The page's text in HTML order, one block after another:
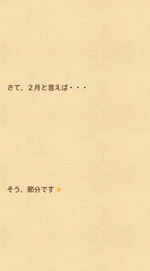
さて、２月と言えば・・・
そう、節分です